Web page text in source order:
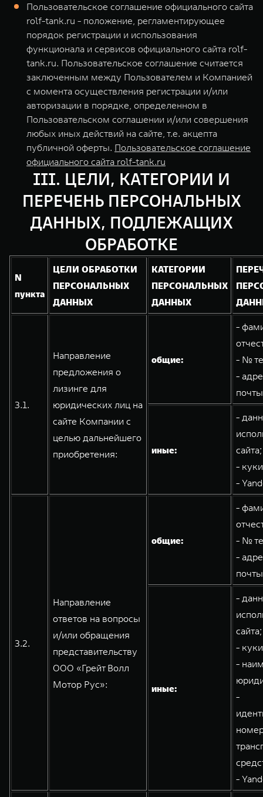
Пользовательское соглашение официального сайта
rolf-tank.ru - положение, регламентирующее
порядок регистрации и использования
функционала и сервисов официального сайта rolf-
tank.ru. Пользовательское соглашение считается
заключенным между Пользователем и Компанией
с момента осуществления регистрации и/или
авторизации в порядке, определенном в
Пользовательском соглашении и/или совершения
любых иных действий на сайте, т.е. акцепта
публичной оферты. Пользовательское соглашение
официального сайта rolf-tank.ru
III. ЦЕЛИ, КАТЕГОРИИ И
ПЕРЕЧЕНЬ ПЕРСОНАЛЬНЫХ
ДАННЫХ, ПОДЛЕЖАЩИХ
ОБРАБОТКЕ
N
пункта
ЦЕЛИ ОБРАБОТКИ
ПЕРСОНАЛЬНЫХ
ДАННЫХ
КАТЕГОРИИ
ПЕРСОНАЛЬНЫХ
ДАННЫХ
3.1.
Направление
предложения о
лизинге для
юридических лиц на
сайте Компании с
целью дальнейшего
приобретения:
общие:
-
- №
-
иные:
-
сайта;
-
-
3.2.
Направление
ответов на вопросы
и/или обращения
представительству
ООО «Грейт Волл
Мотор Рус»:
общие:
-
- №
-
иные:
-
сайта;
-
-
-
-